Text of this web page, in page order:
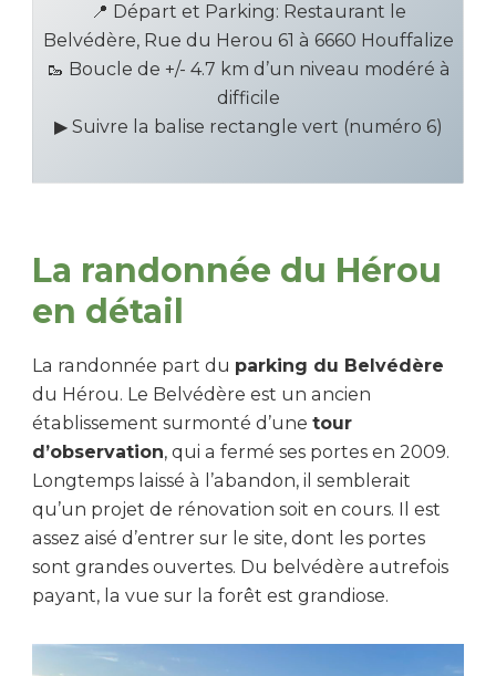
📍 Départ et Parking: Restaurant le
Belvédère, Rue du Herou 61 à 6660 Houffalize
🥾 Boucle de +/- 4.7 km d’un niveau modéré à
difficile
▶ Suivre la balise rectangle vert (numéro 6)
La randonnée du Hérou
en détail
La randonnée part du parking du Belvédère
du Hérou. Le Belvédère est un ancien
établissement surmonté d’une tour
d’observation, qui a fermé ses portes en 2009.
Longtemps laissé à l’abandon, il semblerait
qu’un projet de rénovation soit en cours. Il est
assez aisé d’entrer sur le site, dont les portes
sont grandes ouvertes. Du belvédère autrefois
payant, la vue sur la forêt est grandiose.